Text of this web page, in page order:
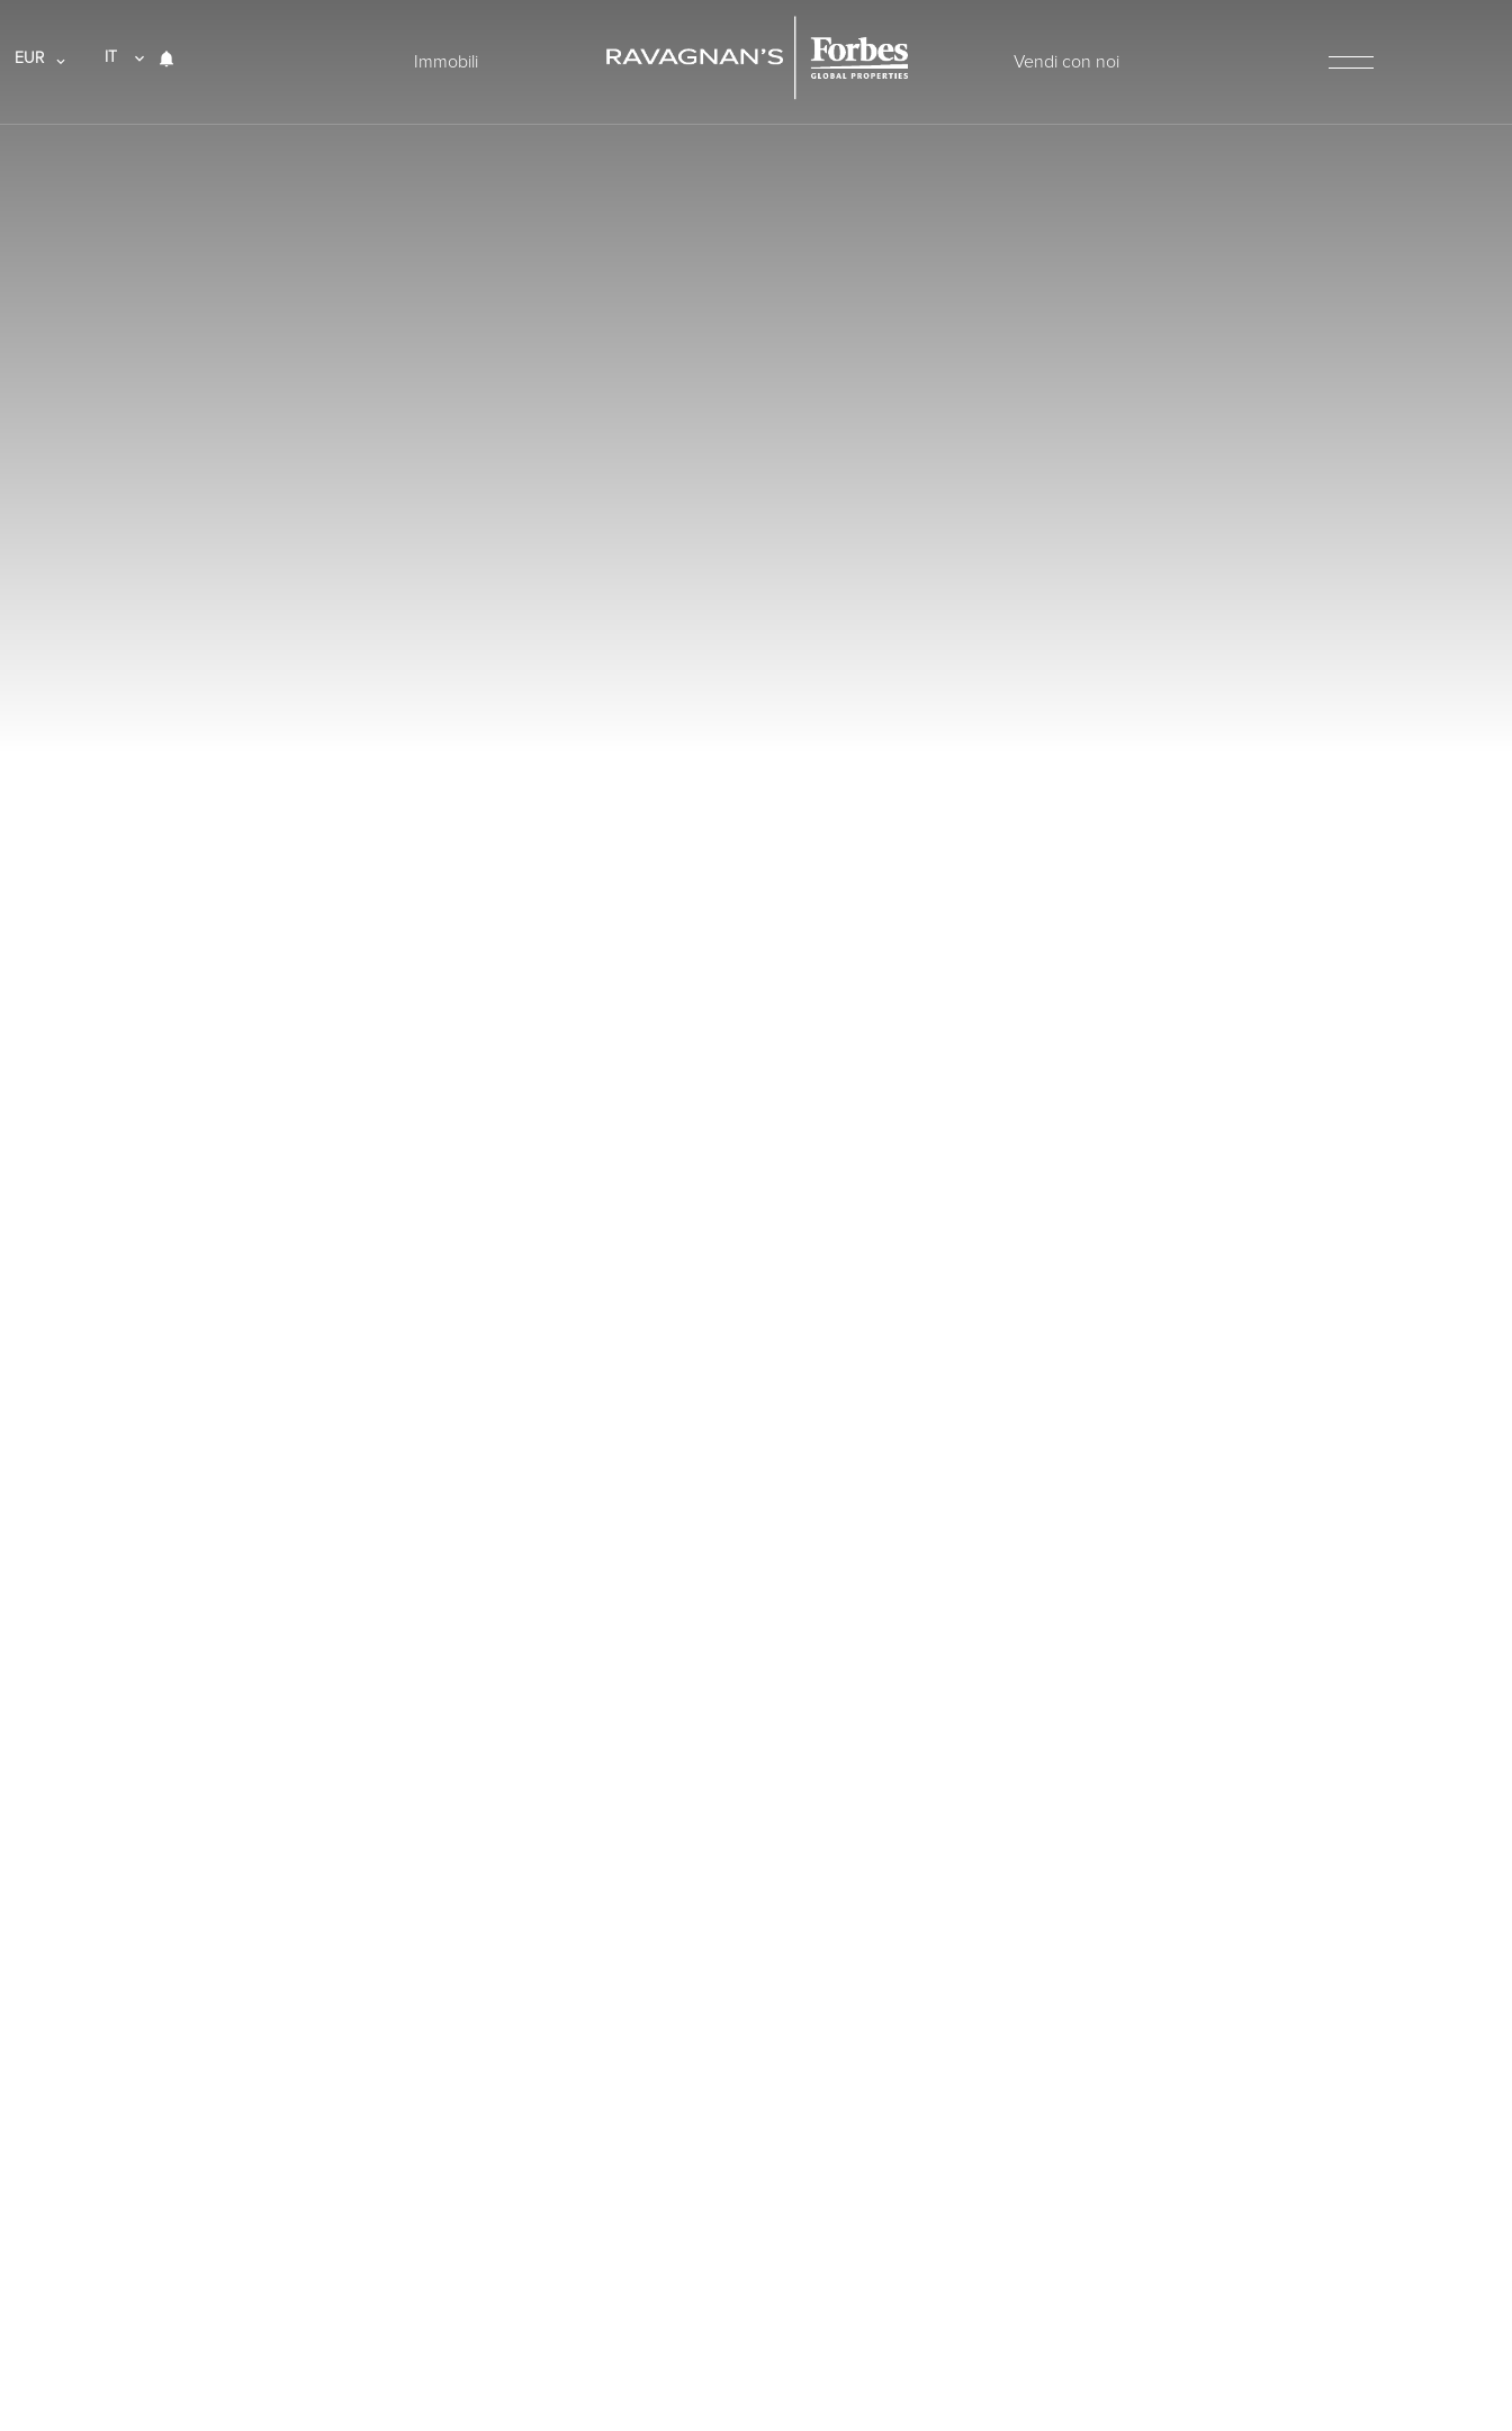
EUR Immobili Vendi con noi